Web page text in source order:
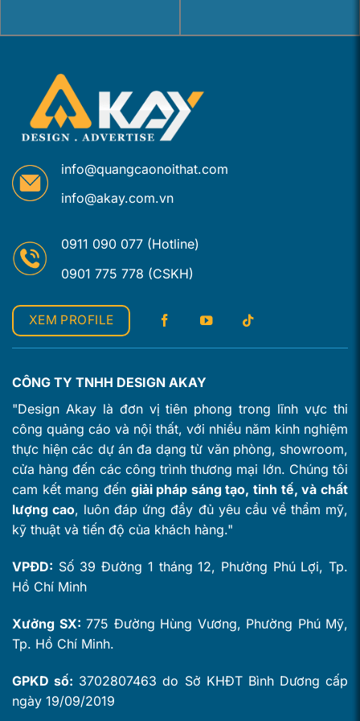
info@quangcaonoithat.com
info@akay.com.vn
0911 090 077 (Hotline)
0901 775 778 (CSKH)
XEM PROFILE
CÔNG TY TNHH DESIGN AKAY
"Design Akay là đơn vị tiên phong trong lĩnh vực thi
công quảng cáo và nội thất, với nhiều năm kinh nghiệm
thực hiện các dự án đa dạng từ văn phòng, showroom,
cửa hàng đến các công trình thương mại lớn. Chúng tôi
cam kết mang đến giải pháp sáng tạo, tinh tế, và chất
lượng cao, luôn đáp ứng đầy đủ yêu cầu về thẩm mỹ,
kỹ thuật và tiến độ của khách hàng."
VPĐD: Số 39 Đường 1 tháng 12, Phường Phú Lợi, Tp.
Hồ Chí Minh
Xưởng SX: 775 Đường Hùng Vương, Phường Phú Mỹ,
Tp. Hồ Chí Minh.
GPKD số: 3702807463 do Sở KHĐT Bình Dương cấp
ngày 19/09/2019